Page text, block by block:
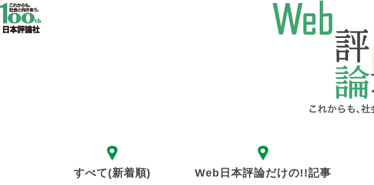
すべて(新着順) Web日本評論だけの!!記事